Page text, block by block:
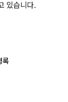
있습니다.
록